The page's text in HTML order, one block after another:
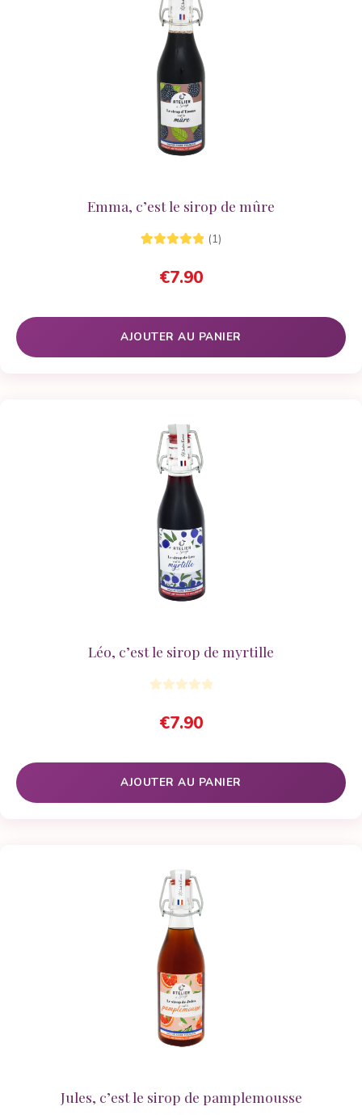
Emma, c’est le sirop de mûre
5 basé sur
(1)
€7.90
AJOUTER AU PANIER
Léo, c’est le sirop de myrtille
€7.90
AJOUTER AU PANIER
Jules, c’est le sirop de pamplemousse